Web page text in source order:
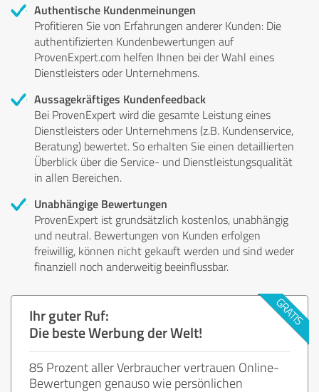
Authentische Kundenmeinungen
Profitieren Sie von Erfahrungen anderer Kunden: Die
authentifizierten Kundenbewertungen auf
ProvenExpert.com helfen Ihnen bei der Wahl eines
Dienstleisters oder Unternehmens.
Aussagekräftiges Kundenfeedback
Bei ProvenExpert wird die gesamte Leistung eines
Dienstleisters oder Unternehmens (z.B. Kundenservice,
Beratung) bewertet. So erhalten Sie einen detaillierten
Überblick über die Service- und Dienstleistungsqualität
in allen Bereichen.
Unabhängige Bewertungen
ProvenExpert ist grundsätzlich kostenlos, unabhängig
und neutral. Bewertungen von Kunden erfolgen
freiwillig, können nicht gekauft werden und sind weder
finanziell noch anderweitig beeinflussbar.
Ihr guter Ruf:
Die beste Werbung der Welt!
85 Prozent aller Verbraucher vertrauen Online-
Bewertungen genauso wie persönlichen